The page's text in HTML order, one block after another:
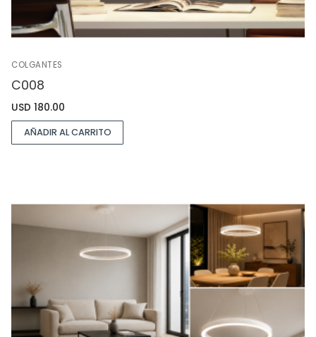
COLGANTES
C008
USD 180.00
AÑADIR AL CARRITO